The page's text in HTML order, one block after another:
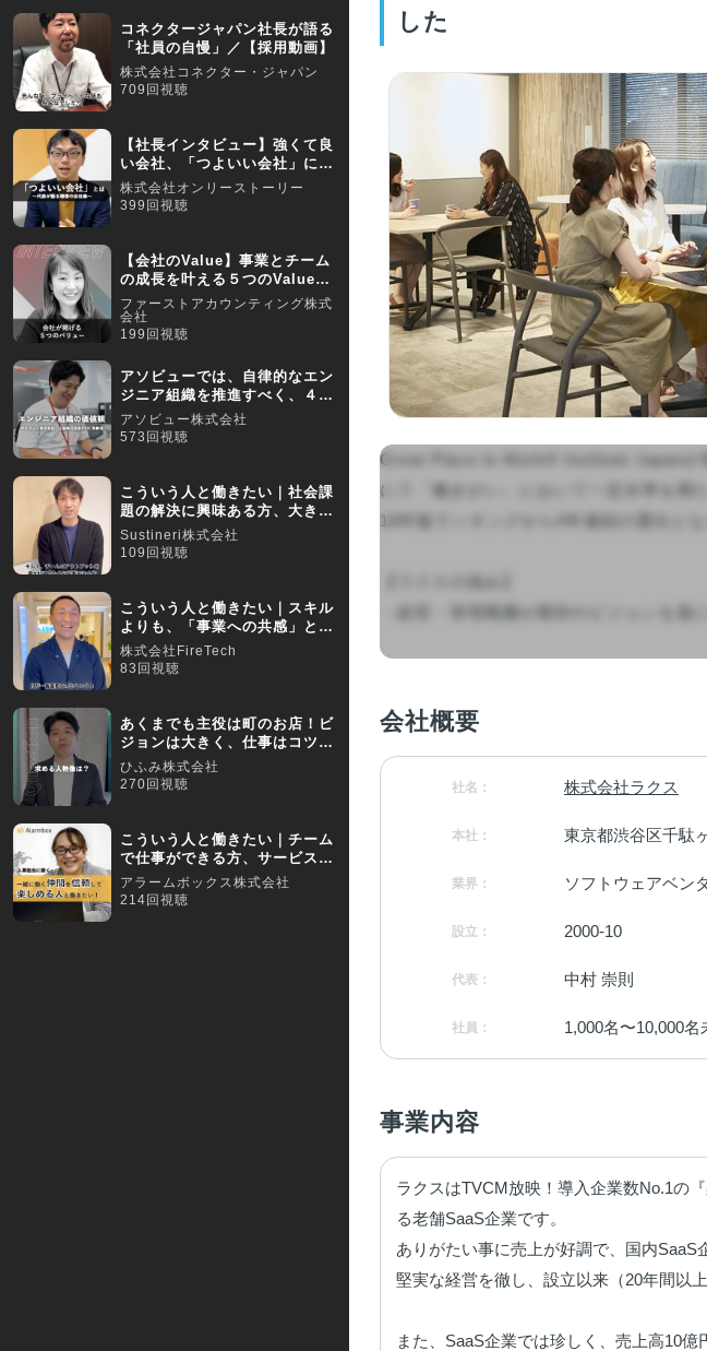
コネクタージャパン社長が語る
「社員の自慢」／【採用動画】
株式会社コネクター・ジャパン
709回視聴
【社長インタビュー】強くて良
い会社、「つよいい会社」に込
めた想いとは？
株式会社オンリーストーリー
399回視聴
【会社のValue】事業とチーム
の成長を叶える５つのValueを
ご紹介！
ファーストアカウンティング株式
会社
199回視聴
アソビューでは、自律的なエン
ジニア組織を推進すべく、４つ
のバリューを掲げています
アソビュー株式会社
573回視聴
こういう人と働きたい｜社会課
題の解決に興味ある方、大きな
変化を楽しみたい方を募集
Sustineri株式会社
109回視聴
こういう人と働きたい｜スキル
よりも、「事業への共感」と
「顧客視点がある」か
株式会社FireTech
83回視聴
あくまでも主役は町のお店！ビ
ジョンは大きく、仕事はコツコ
ツと
ひふみ株式会社
270回視聴
こういう人と働きたい｜チーム
で仕事ができる方、サービス開
発を楽しめる方を募集
アラームボックス株式会社
214回視聴
した
Great Place to Work® Institute Japanが
にて「働きがい」において一定水準を満
18年版ランキングから4年連続の選出とな
・経営・管理職層が期待やビジョンを
会社概要
社名： 株式会社ラクス
本社： 東京都渋谷区千駄
業界： ソフトウェアベン
設立： 2000-10
代表： 中村 崇則
社員： 1,000名〜10,000名
事業内容
ラクスはTVCM放映！導入企業数No.1の
る老舗SaaS企業です。
ありがたい事に売上が好調で、国内SaaS
堅実な経営を徹し、設立以来（20年間以
また、SaaS企業では珍しく、売上高10